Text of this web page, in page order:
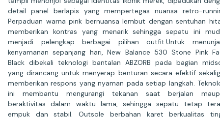
detail panel berlapis yang mempertegas nuansa retro-
Perpaduan warna pink bernuansa lembut dengan sentuhan
memberikan kontras yang menarik sehingga sepatu ini
menjadi pelengkap berbagai pilihan outfit.Untuk
kenyamanan sepanjang hari, New Balance 530 Stone Pink
Black dibekali teknologi bantalan ABZORB pada bagian
yang dirancang untuk menyerap benturan secara efektif
memberikan respons yang nyaman pada setiap langkah.
ini membantu mengurangi tekanan saat berjalan
beraktivitas dalam waktu lama, sehingga sepatu tetap
empuk dan stabil. Outsole berbahan karet berkualitas